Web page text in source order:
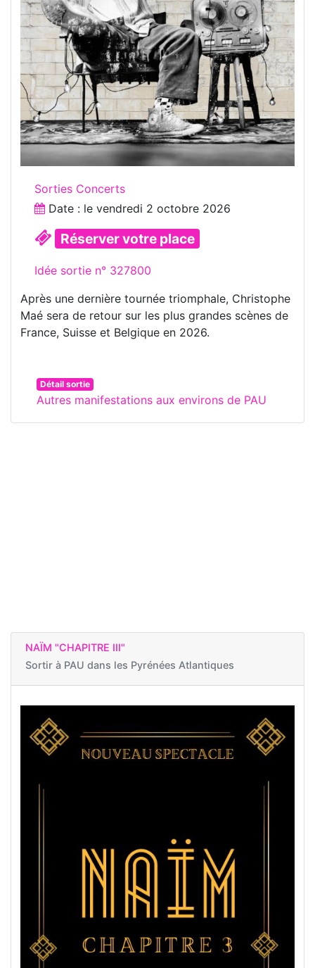
Sorties Concerts
Date : le vendredi 2 octobre 2026
Réserver votre place
Idée sortie n° 327800
Après une dernière tournée triomphale, Christophe
Maé sera de retour sur les plus grandes scènes de
France, Suisse et Belgique en 2026.
Détail sortie
Autres manifestations aux environs de PAU
NAÏM "CHAPITRE III"
Sortir à PAU dans les Pyrénées Atlantiques